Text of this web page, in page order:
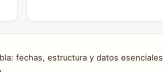
fechas, estructura y datos esenciales